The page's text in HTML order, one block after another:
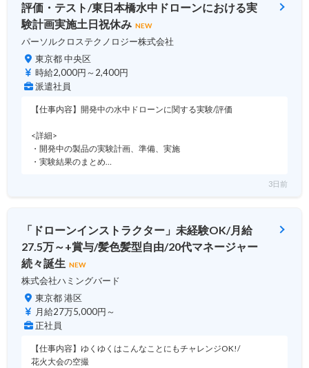
評価・テスト/東日本橋水中ドローンにおける実
験計画実施土日祝休み NEW
パーソルクロステクノロジー株式会社
東京都 中央区
時給2,000円～2,400円
派遣社員
【仕事内容】開発中の水中ドローンに関する実験/評価
<詳細>
・開発中の製品の実験計画、準備、実施
・実験結果のまとめ…
3日前
「ドローンインストラクター」未経験OK/月給
27.5万～+賞与/髪色髪型自由/20代マネージャー
続々誕生 NEW
株式会社ハミングバード
東京都 港区
月給27万5,000円～
正社員
【仕事内容】ゆくゆくはこんなことにもチャレンジOK!/
花火大会の空撮